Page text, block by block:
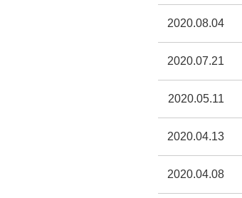
2020.08.04
2020.07.21
2020.05.11
2020.04.13
2020.04.08